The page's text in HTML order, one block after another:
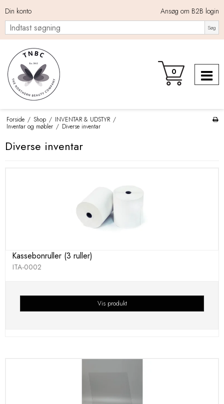
Din konto Ansøg om B2B login
Søg
0
Forside / Shop / INVENTAR & UDSTYR /
Inventar og møbler / Diverse inventar
Diverse inventar
Kassebonruller (3 ruller)
ITA-0002
Vis produkt